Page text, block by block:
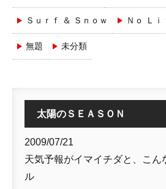
Ｓｕｒｆ ＆ Ｓｎｏｗ Ｎｏ Ｌｉ
無題 未分類
太陽のＳＥＡＳＯＮ
2009/07/21
天気予報がイマイチダと、こん
ル